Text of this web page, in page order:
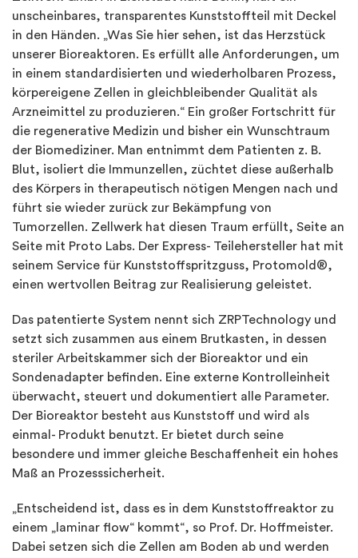
unscheinbares, transparentes Kunststoffteil mit Deckel
in den Händen. „Was Sie hier sehen, ist das Herzstück
unserer Bioreaktoren. Es erfüllt alle Anforderungen, um
in einem standardisierten und wiederholbaren Prozess,
körpereigene Zellen in gleichbleibender Qualität als
Arzneimittel zu produzieren.“ Ein großer Fortschritt für
die regenerative Medizin und bisher ein Wunschtraum
der Biomediziner. Man entnimmt dem Patienten z. B.
Blut, isoliert die Immunzellen, züchtet diese außerhalb
des Körpers in therapeutisch nötigen Mengen nach und
führt sie wieder zurück zur Bekämpfung von
Tumorzellen. Zellwerk hat diesen Traum erfüllt, Seite an
Seite mit Proto Labs. Der Express- Teilehersteller hat mit
seinem Service für Kunststoffspritzguss, Protomold®,
einen wertvollen Beitrag zur Realisierung geleistet.
Das patentierte System nennt sich ZRPTechnology und
setzt sich zusammen aus einem Brutkasten, in dessen
steriler Arbeitskammer sich der Bioreaktor und ein
Sondenadapter befinden. Eine externe Kontrolleinheit
überwacht, steuert und dokumentiert alle Parameter.
Der Bioreaktor besteht aus Kunststoff und wird als
einmal- Produkt benutzt. Er bietet durch seine
besondere und immer gleiche Beschaffenheit ein hohes
Maß an Prozesssicherheit.
„Entscheidend ist, dass es in dem Kunststoffreaktor zu
einem „laminar flow“ kommt“, so Prof. Dr. Hoffmeister.
Dabei setzen sich die Zellen am Boden ab und werden